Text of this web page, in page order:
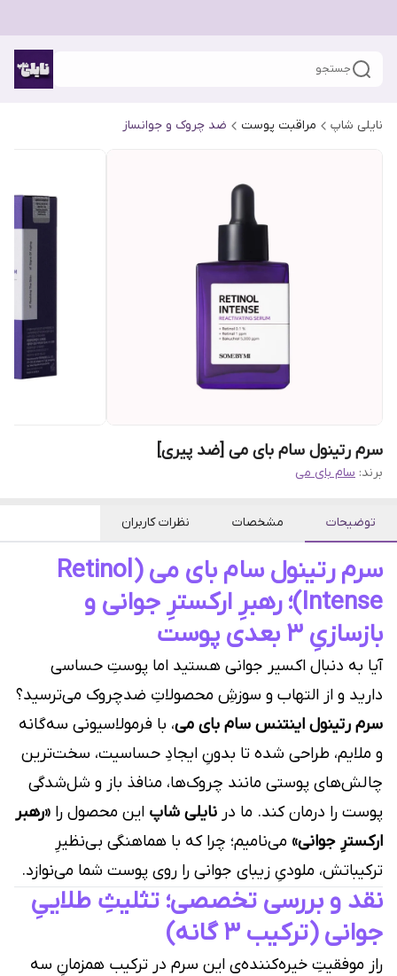
جستجو
نایلی شاپ مراقبت پوست ضد چروک و جوانساز
سرم رتینول سام بای می [ضد پیری]
برند: سام بای می
توضیحات مشخصات نظرات کاربران
سرم رتینول سام بای می (Retinol
Intense)؛ رهبرِ ارکسترِ جوانی و
بازسازیِ ۳ بعدی پوست
آیا به دنبال اکسیر جوانی هستید اما پوستِ حساسی
دارید و از التهاب و سوزشِ محصولاتِ ضدچروک می‌ترسید؟
سرم رتینول اینتنس سام بای می، با فرمولاسیونی سه‌گانه
و ملایم، طراحی شده تا بدونِ ایجادِ حساسیت، سخت‌ترین
چالش‌های پوستی مانند چروک‌ها، منافذ باز و شل‌شدگی
پوست را درمان کند. ما در نایلی شاپ این محصول را «رهبر
ارکسترِ جوانی» می‌نامیم؛ چرا که با هماهنگی بی‌نظیرِ
ترکیباتش، ملودیِ زیبای جوانی را روی پوست شما می‌نوازد.
نقد و بررسی تخصصی؛ تثلیثِ طلاییِ
جوانی (ترکیب ۳ گانه)
راز موفقیتِ خیره‌کننده‌ی این سرم در ترکیب همزمانِ سه